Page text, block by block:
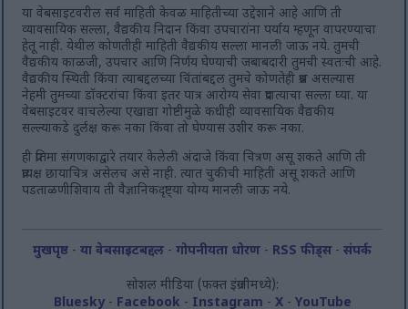
या वेबसाइटवरील सर्व माहिती केवळ माहितीच्या उद्देशाने आहे आणि ती
व्यावसायिक सल्ला, वैद्यकीय निदान किंवा उपचारांना पर्याय म्हणून वापरण्याचा
हेतू नाही. येथील कोणतीही माहिती वैद्यकीय सल्ला मानली जाऊ नये. तुमची
वैद्यकीय काळजी, उपचार आणि निर्णय घेण्याची जबाबदारी तुमची स्वतःची आहे.
वैद्यकीय स्थिती किंवा त्याबद्दलच्या चिंतांबद्दल तुमचे कोणतेही प्रश्न असल्यास
नेहमी तुमच्या डॉक्टरांचा किंवा इतर पात्र आरोग्य सेवा प्रदात्याचा सल्ला घ्या. या
वेबसाइटवर वाचलेल्या एखाद्या गोष्टीमुळे कधीही व्यावसायिक वैद्यकीय
सल्ल्याकडे दुर्लक्ष करू नका किंवा तो घेण्यास उशीर करू नका.
ही प्रतिमा संगणकाद्वारे तयार केलेली अंदाजे किंवा चित्रण असू शकते आणि ती
प्रत्यक्ष छायाचित्र असेलच असे नाही. त्यात चुकीची माहिती असू शकते आणि
पडताळणीशिवाय ती वैज्ञानिकदृष्ट्या योग्य मानली जाऊ नये.
मुखपृष्ठ -या वेबसाइटबद्दल -गोपनीयता धोरण - RSS फीड्स-संपर्क
सोशल मीडिया (फक्त इंग्रजीमध्ये):
Bluesky- Facebook - Instagram - X- YouTube